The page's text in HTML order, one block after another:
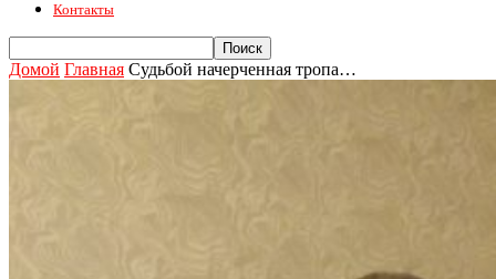
Контакты
Домой Главная Судьбой начерченная тропа…